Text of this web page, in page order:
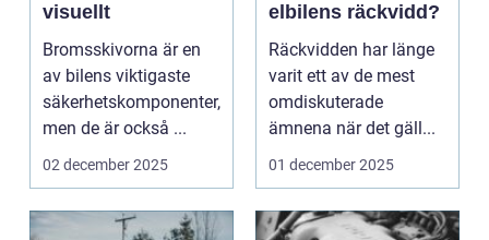
visuellt
Bromsskivorna är en
av bilens viktigaste
säkerhetskomponenter,
men de är också ...
02 december 2025
elbilens räckvidd?
Räckvidden har länge
varit ett av de mest
omdiskuterade
ämnena när det gäll...
01 december 2025